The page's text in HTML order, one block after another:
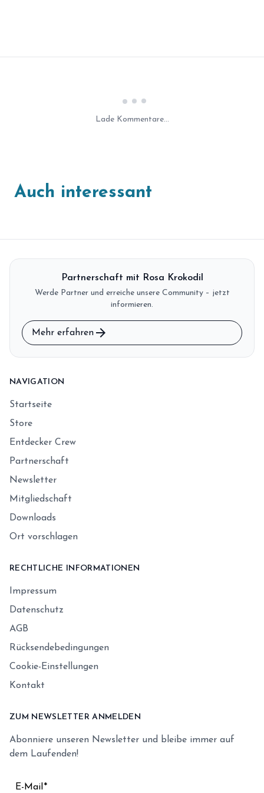
Lade Kommentare...
Auch interessant
Partnerschaft mit Rosa Krokodil
Werde Partner und erreiche unsere Community – jetzt
informieren.
Mehr erfahren arrow_forward
NAVIGATION
Startseite
Store
Entdecker Crew
Partnerschaft
Newsletter
Mitgliedschaft
Downloads
Ort vorschlagen
RECHTLICHE INFORMATIONEN
Impressum
Datenschutz
AGB
Rücksendebedingungen
Cookie-Einstellungen
Kontakt
ZUM NEWSLETTER ANMELDEN
Abonniere unseren Newsletter und bleibe immer auf
dem Laufenden!
E-Mail